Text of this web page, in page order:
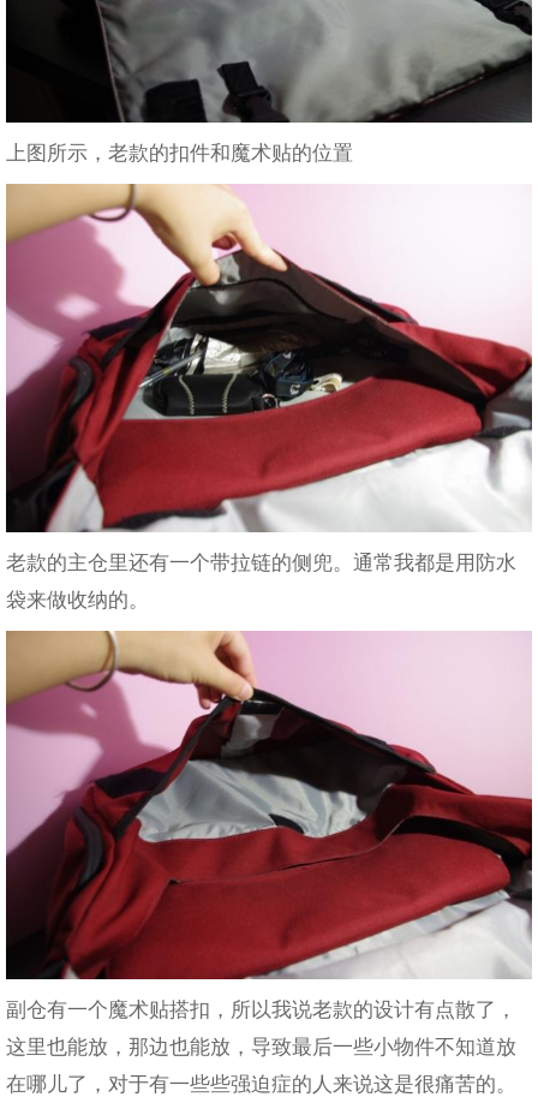
上图所示，老款的扣件和魔术贴的位置
老款的主仓里还有一个带拉链的侧兜。通常我都是用防水
袋来做收纳的。
副仓有一个魔术贴搭扣，所以我说老款的设计有点散了，
这里也能放，那边也能放，导致最后一些小物件不知道放
在哪儿了，对于有一些些强迫症的人来说这是很痛苦的。